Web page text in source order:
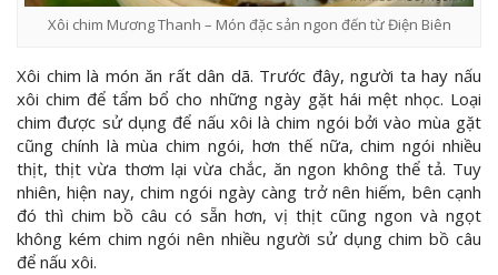
Xôi chim Mương Thanh – Món đặc sản ngon đến từ Điện Biên
Xôi chim là món ăn rất dân dã. Trước đây, người ta hay nấu
xôi chim để tẩm bổ cho những ngày gặt hái mệt nhọc. Loại
chim được sử dụng để nấu xôi là chim ngói bởi vào mùa gặt
cũng chính là mùa chim ngói, hơn thế nữa, chim ngói nhiều
thịt, thịt vừa thơm lại vừa chắc, ăn ngon không thể tả. Tuy
nhiên, hiện nay, chim ngói ngày càng trở nên hiếm, bên cạnh
đó thì chim bồ câu có sẵn hơn, vị thịt cũng ngon và ngọt
không kém chim ngói nên nhiều người sử dụng chim bồ câu
để nấu xôi.